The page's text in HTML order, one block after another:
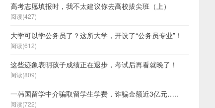
高考志愿填报时，我不太建议你去高校拔尖班（上）
阅读(427)
大学可以学公务员了？这所大学，开设了“公务员专业”！
阅读(612)
这些迹象表明孩子成绩正在退步，考试后再看就晚了！
阅读(809)
一韩国留学中介骗取留学生学费，诈骗金额近3亿元…..
阅读(722)